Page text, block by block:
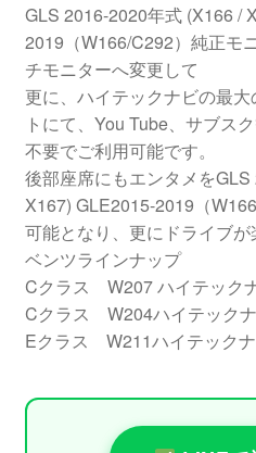
GLS 2016-2020年式 (X166 /
2019（W166/C292）純正モ
チモニターへ変更して
更に、ハイテックナビの最
トにて、You Tube、サブス
不要でご利用可能です。
後部座席にもエンタメを
X167) GLE2015-2019（
可能となり、更にドライブが
ベンツラインナップ
Cクラス W207 ハイテック
Cクラス W204ハイテック
Eクラス W211ハイテック